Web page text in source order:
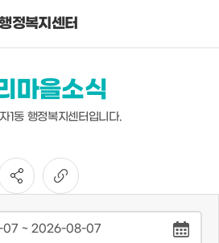
정복지센터
마을소식
1동 행정복지센터입니다.